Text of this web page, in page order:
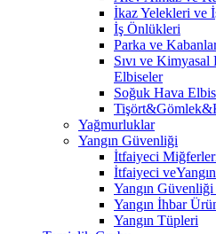
İkaz Yelekleri ve
İş Önlükleri
Parka ve
Sıvı ve
Elbiseler
Soğuk Hava
Yağmurluklar
Yangın Güvenliği
İtfaiyeci
İtfaiyeci
Yangın
Yangın İhbar
Yangın Tüpleri